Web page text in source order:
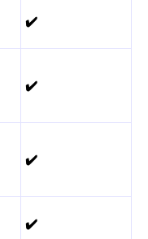
✔️
✔️
✔️
✔️